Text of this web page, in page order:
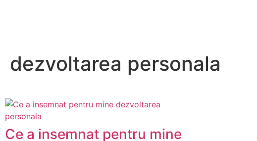
dezvoltarea personala
Ce a insemnat pentru mine